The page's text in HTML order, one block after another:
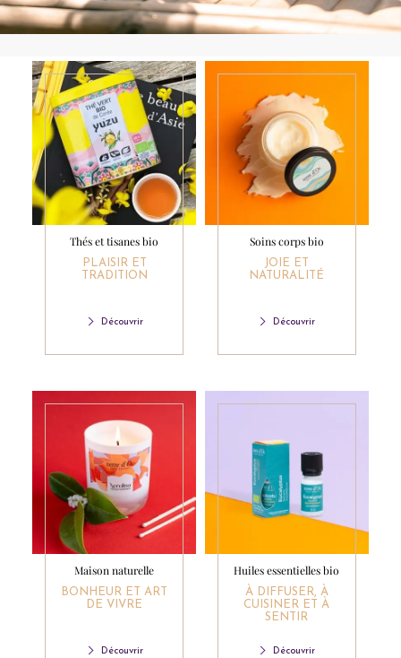
Thés et tisanes bio
PLAISIR ET
TRADITION
Découvrir
Soins corps bio
JOIE ET
NATURALITÉ
Découvrir
Maison naturelle
BONHEUR ET ART
DE VIVRE
Découvrir
Huiles essentielles bio
À DIFFUSER, À
CUISINER ET À
SENTIR
Découvrir